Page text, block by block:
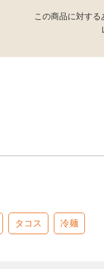
この商品に対する
タコス 冷麺